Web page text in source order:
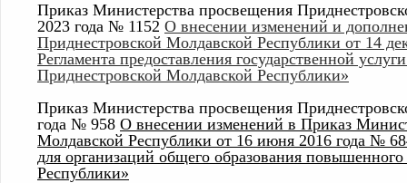
Приказ Министерства просвещения
2023 года № 1152 О внесении изменений и
Приднестровской Молдавской Республики от 14
Регламента предоставления государственной
Приднестровской Молдавской Республики»
Приказ Министерства просвещения
года № 958 О внесении изменений в Приказ
Молдавской Республики от 16 июня 2016 года №
для организаций общего образования
Республики»